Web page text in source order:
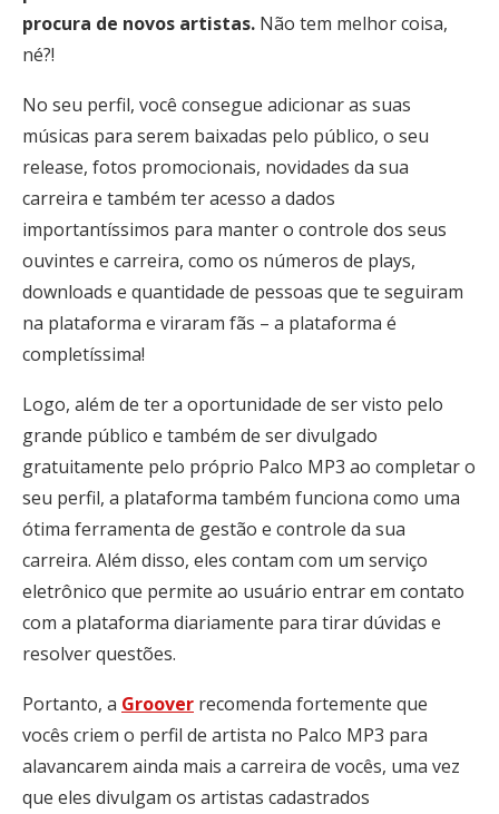
procura de novos artistas. Não tem melhor coisa,
né?!
No seu perfil, você consegue adicionar as suas
músicas para serem baixadas pelo público, o seu
release, fotos promocionais, novidades da sua
carreira e também ter acesso a dados
importantíssimos para manter o controle dos seus
ouvintes e carreira, como os números de plays,
downloads e quantidade de pessoas que te seguiram
na plataforma e viraram fãs – a plataforma é
completíssima!
Logo, além de ter a oportunidade de ser visto pelo
grande público e também de ser divulgado
gratuitamente pelo próprio Palco MP3 ao completar o
seu perfil, a plataforma também funciona como uma
ótima ferramenta de gestão e controle da sua
carreira. Além disso, eles contam com um serviço
eletrônico que permite ao usuário entrar em contato
com a plataforma diariamente para tirar dúvidas e
resolver questões.
Portanto, a Groover recomenda fortemente que
vocês criem o perfil de artista no Palco MP3 para
alavancarem ainda mais a carreira de vocês, uma vez
que eles divulgam os artistas cadastrados